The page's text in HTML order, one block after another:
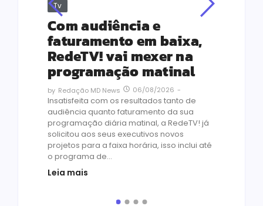
Tv
Com audiência e
faturamento em baixa,
RedeTV! vai mexer na
programação matinal
by Redação MD News 06/08/2026 -
Insatisfeita com os resultados tanto de
audiência quanto faturamento da sua
programação diária matinal, a RedeTV! já
solicitou aos seus executivos novos
projetos para a faixa horária, isso inclui até
o programa de...
Leia mais